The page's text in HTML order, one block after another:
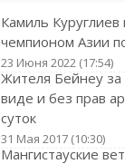
Камиль Куруглиев
чемпионом Азии
23 Июня 2022 (17:54)
Жителя Бейнеу
виде и без прав
суток
31 Мая 2017 (10:30)
Мангистауские